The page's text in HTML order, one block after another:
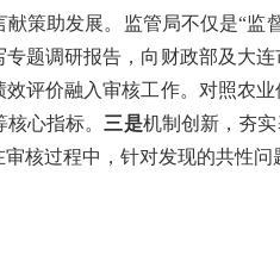
献策助发展。监管局不仅是“监
题调研报告，向财政部及大
评价融入审核工作。对照农
心指标。 三是机制创新，夯
审核过程中，针对发现的共性